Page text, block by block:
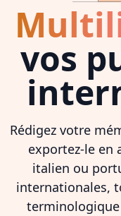
vos
Rédigez votre
exportez-le en
italien ou
internationales,